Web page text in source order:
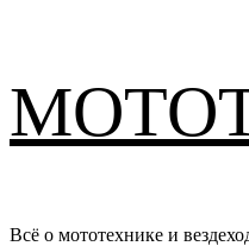
содержимому
Всё о мототехнике и